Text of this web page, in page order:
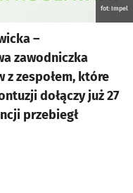
fot: Impel
–
zawodniczka
z zespołem, które
dołączy już 27
przebiegł